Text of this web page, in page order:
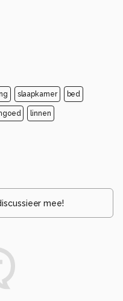
slaapkamer bed
linnen
mee!